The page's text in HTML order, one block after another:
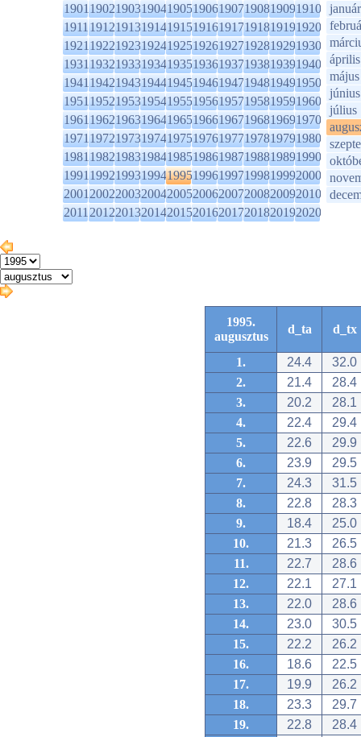
1901190219031904190519061907190819091910
1911191219131914191519161917191819191920
1921192219231924192519261927192819291930
1931193219331934193519361937193819391940
1941194219431944194519461947194819491950
1951195219531954195519561957195819591960
1961196219631964196519661967196819691970
1971197219731974197519761977197819791980
1981198219831984198519861987198819891990
1991199219931994199519961997199819992000
2001200220032004200520062007200820092010
2011201220132014201520162017201820192020
január
április
május
június
július
1995.
augusztus
d_ta d_tx
1. 24.4
32.0
2.
21.4
28.4
3.
20.2
28.1
4.
22.4
29.4
5.
22.6
29.9
6.
23.9
29.5
7.
24.3
31.5
8.
22.8
28.3
9.
18.4
25.0
10.
21.3
26.5
11.
22.7
28.6
12.
22.1
27.1
13.
22.0
28.6
14.
23.0
30.5
15.
22.2
26.2
16.
18.6
22.5
17.
19.9
26.2
18.
23.3
29.7
19.
22.8
28.4